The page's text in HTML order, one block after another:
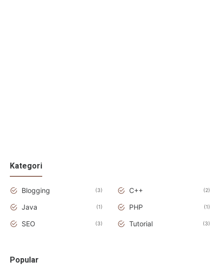
Kategori
Blogging 3 C++ 2
Java 1 PHP 1
SEO 3 Tutorial 3
Popular